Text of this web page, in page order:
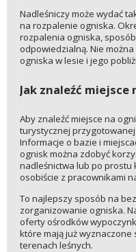
Nadleśniczy może wydać
na rozpalenie ogniska.
rozpalenia ogniska,
odpowiedzialną. Nie
ogniska w lesie i jego
Jak znaleźć miejsce
Aby znaleźć miejsce na
turystycznej
Informacje o bazie i
ognisk można zdobyć
nadleśnictwa lub po prostu
osobiście z pracownikami
To najlepszy sposób na
zorganizowanie ogniska.
oferty ośrodków
które mają już wyznaczone
terenach leśnych.